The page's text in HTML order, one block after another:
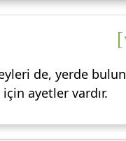
de, yerde
ayetler vardır.